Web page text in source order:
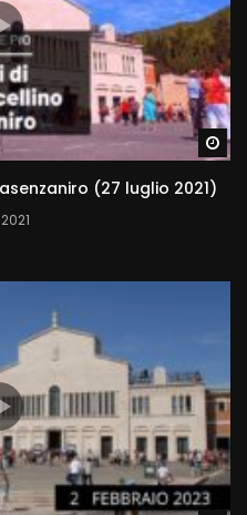
(27 luglio 2021)